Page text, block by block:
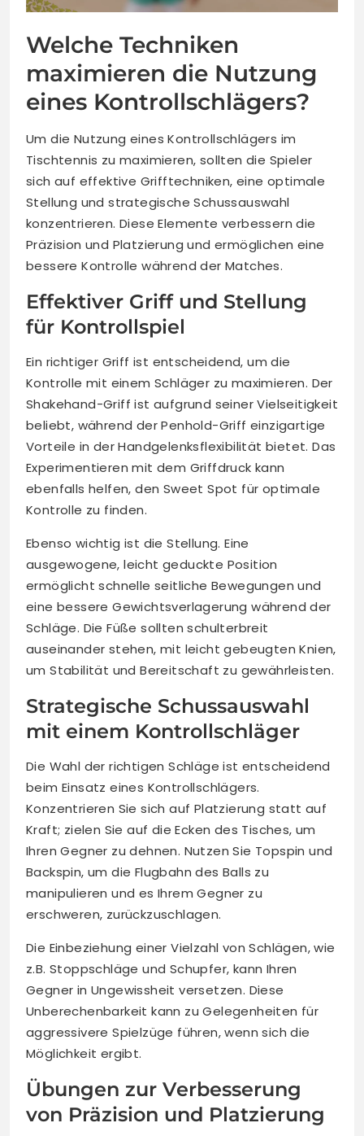
Welche Techniken
maximieren die Nutzung
eines Kontrollschlägers?
Um die Nutzung eines Kontrollschlägers im
Tischtennis zu maximieren, sollten die Spieler
sich auf effektive Grifftechniken, eine optimale
Stellung und strategische Schussauswahl
konzentrieren. Diese Elemente verbessern die
Präzision und Platzierung und ermöglichen eine
bessere Kontrolle während der Matches.
Effektiver Griff und Stellung
für Kontrollspiel
Ein richtiger Griff ist entscheidend, um die
Kontrolle mit einem Schläger zu maximieren. Der
Shakehand-Griff ist aufgrund seiner Vielseitigkeit
beliebt, während der Penhold-Griff einzigartige
Vorteile in der Handgelenksflexibilität bietet. Das
Experimentieren mit dem Griffdruck kann
ebenfalls helfen, den Sweet Spot für optimale
Kontrolle zu finden.
Ebenso wichtig ist die Stellung. Eine
ausgewogene, leicht geduckte Position
ermöglicht schnelle seitliche Bewegungen und
eine bessere Gewichtsverlagerung während der
Schläge. Die Füße sollten schulterbreit
auseinander stehen, mit leicht gebeugten Knien,
um Stabilität und Bereitschaft zu gewährleisten.
Strategische Schussauswahl
mit einem Kontrollschläger
Die Wahl der richtigen Schläge ist entscheidend
beim Einsatz eines Kontrollschlägers.
Konzentrieren Sie sich auf Platzierung statt auf
Kraft; zielen Sie auf die Ecken des Tisches, um
Ihren Gegner zu dehnen. Nutzen Sie Topspin und
Backspin, um die Flugbahn des Balls zu
manipulieren und es Ihrem Gegner zu
erschweren, zurückzuschlagen.
Die Einbeziehung einer Vielzahl von Schlägen, wie
z.B. Stoppschläge und Schupfer, kann Ihren
Gegner in Ungewissheit versetzen. Diese
Unberechenbarkeit kann zu Gelegenheiten für
aggressivere Spielzüge führen, wenn sich die
Möglichkeit ergibt.
Übungen zur Verbesserung
von Präzision und Platzierung